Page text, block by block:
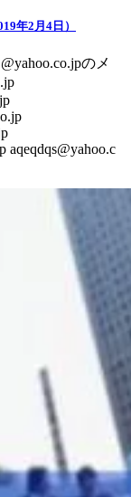
年2月4日）
のメ
aqeqdqs@yahoo.c